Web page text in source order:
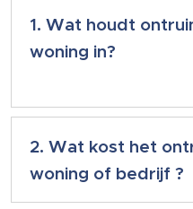
1. Wat houdt
woning in?
Bij een ontruiming
bedrijf volledig
schoongemaakt,
2. Wat kost het
woning of bedrijf ?